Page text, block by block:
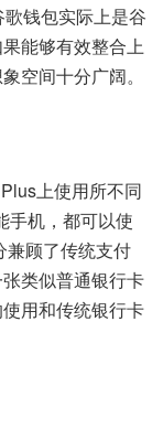
钱包实际上是谷
能够有效整合上
空间十分广阔。
上使用所不同
手机，都可以使
兼顾了传统支付
类似普通银行卡
用和传统银行卡